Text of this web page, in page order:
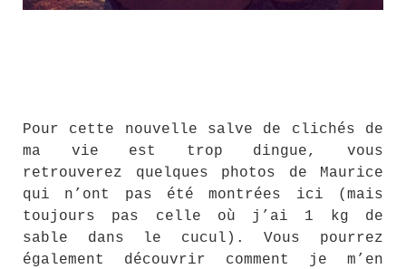
Pour cette nouvelle salve de clichés de
ma vie est trop dingue, vous
retrouverez quelques photos de Maurice
qui n’ont pas été montrées ici (mais
toujours pas celle où j’ai 1 kg de
sable dans le cucul). Vous pourrez
également découvrir comment je m’en